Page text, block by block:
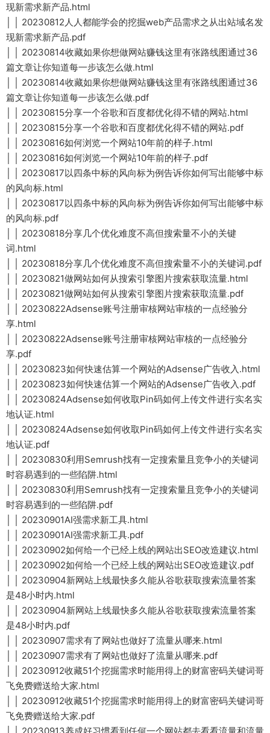
现新需求新产品.html
│ │ 20230812人人都能学会的挖掘web产品需求之从出站域名发
现新需求新产品.pdf
│ │ 20230814收藏如果你想做网站赚钱这里有张路线图通过36
篇文章让你知道每一步该怎么做.html
│ │ 20230814收藏如果你想做网站赚钱这里有张路线图通过36
篇文章让你知道每一步该怎么做.pdf
│ │ 20230815分享一个谷歌和百度都优化得不错的网站.html
│ │ 20230815分享一个谷歌和百度都优化得不错的网站.pdf
│ │ 20230816如何浏览一个网站10年前的样子.html
│ │ 20230816如何浏览一个网站10年前的样子.pdf
│ │ 20230817以四条中标的风向标为例告诉你如何写出能够中标
的风向标.html
│ │ 20230817以四条中标的风向标为例告诉你如何写出能够中标
的风向标.pdf
│ │ 20230818分享几个优化难度不高但搜索量不小的关键
词.html
│ │ 20230818分享几个优化难度不高但搜索量不小的关键词.pdf
│ │ 20230821做网站如何从搜索引擎图片搜索获取流量.html
│ │ 20230821做网站如何从搜索引擎图片搜索获取流量.pdf
│ │ 20230822Adsense账号注册审核网站审核的一点经验分
享.html
│ │ 20230822Adsense账号注册审核网站审核的一点经验分
享.pdf
│ │ 20230823如何快速估算一个网站的Adsense广告收入.html
│ │ 20230823如何快速估算一个网站的Adsense广告收入.pdf
│ │ 20230824Adsense如何收取Pin码如何上传文件进行实名实
地认证.html
│ │ 20230824Adsense如何收取Pin码如何上传文件进行实名实
地认证.pdf
│ │ 20230830利用Semrush找有一定搜索量且竞争小的关键词
时容易遇到的一些陷阱.html
│ │ 20230830利用Semrush找有一定搜索量且竞争小的关键词
时容易遇到的一些陷阱.pdf
│ │ 20230901AI强需求新工具.html
│ │ 20230901AI强需求新工具.pdf
│ │ 20230902如何给一个已经上线的网站出SEO改造建议.html
│ │ 20230902如何给一个已经上线的网站出SEO改造建议.pdf
│ │ 20230904新网站上线最快多久能从谷歌获取搜索流量答案
是48小时内.html
│ │ 20230904新网站上线最快多久能从谷歌获取搜索流量答案
是48小时内.pdf
│ │ 20230907需求有了网站也做好了流量从哪来.html
│ │ 20230907需求有了网站也做好了流量从哪来.pdf
│ │ 20230912收藏51个挖掘需求时能用得上的财富密码关键词哥
飞免费赠送给大家.html
│ │ 20230912收藏51个挖掘需求时能用得上的财富密码关键词哥
飞免费赠送给大家.pdf